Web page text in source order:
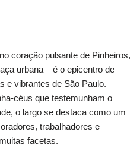
coração pulsante de Pinheiros,
urbana – é o epicentro de
e vibrantes de São Paulo.
céus que testemunham o
o largo se destaca como um
trabalhadores e
facetas.